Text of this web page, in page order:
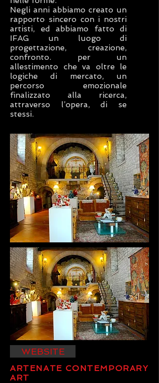
Negli anni abbiamo creato un
rapporto sincero con i nostri
artisti, ed abbiamo fatto di
IFAG un luogo di
progettazione, creazione,
confronto. per un
allestimento che va oltre le
logiche di mercato, un
percorso emozionale
finalizzato alla ricerca,
attraverso l’opera, di se
stessi.
WEBSITE
ARTENATE CONTEMPORARY
ART